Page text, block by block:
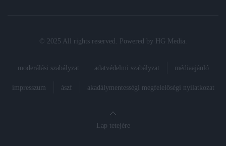
© 2025 All rights reserved. Powered by HG Media
moderálási szabályzat adatvédelmi szabályzat médiaajánló
impresszum ászf akadálymentességi megfelelőségi nyilatkozat
Lap tetejére